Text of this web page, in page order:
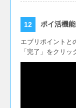
ポイ活機
エブリポイントと
「完了」をクリッ